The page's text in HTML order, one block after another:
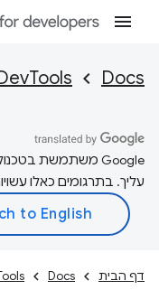
Docs
עליך. בתרגומים כאלו
דף הבית Docs